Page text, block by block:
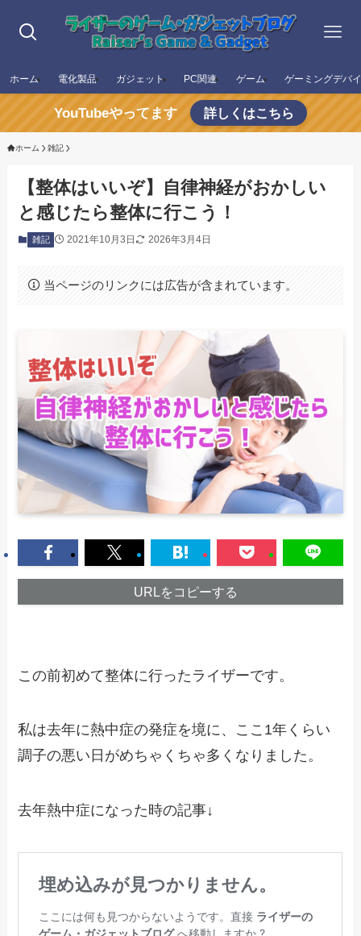
ホーム 電化製品 ガジェット PC関連 ゲーム ゲーミングデバ
YouTubeやってます 詳しくはこちら
ホーム 雑記
【整体はいいぞ】自律神経がおかしい
と感じたら整体に行こう！
雑記 2021年10月3日 2026年3月4日
当ページのリンクには広告が含まれています。
URLをコピーする
この前初めて整体に行ったライザーです。
私は去年に熱中症の発症を境に、ここ1年くらい
調子の悪い日がめちゃくちゃ多くなりました。
去年熱中症になった時の記事↓